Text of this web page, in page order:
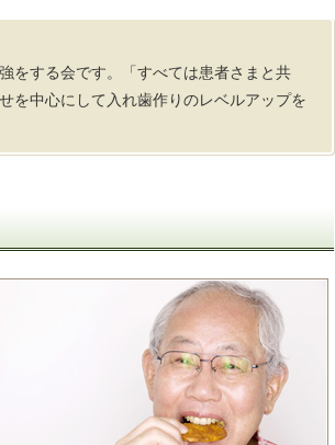
をする会です。「すべては患者さまと共
を中心にして入れ歯作りのレベルアップを